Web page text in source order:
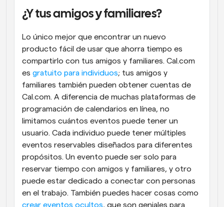
¿Y tus amigos y familiares?
Lo único mejor que encontrar un nuevo
producto fácil de usar que ahorra tiempo es
compartirlo con tus amigos y familiares. Cal.com
es gratuito para individuos; tus amigos y
familiares también pueden obtener cuentas de
Cal.com. A diferencia de muchas plataformas de
programación de calendarios en línea, no
limitamos cuántos eventos puede tener un
usuario. Cada individuo puede tener múltiples
eventos reservables diseñados para diferentes
propósitos. Un evento puede ser solo para
reservar tiempo con amigos y familiares, y otro
puede estar dedicado a conectar con personas
crear eventos ocultos, que son geniales para